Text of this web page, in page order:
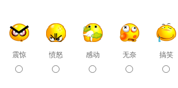
震惊 愤怒 感动 无奈 搞笑